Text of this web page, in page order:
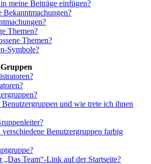
meine Beiträge einfügen?
Bekanntmachungen?
Themen?
Themen?
Symbole?
und wie trete ich ihnen
verschiedene Benutzergruppen farbig
„Das Team“-Link auf der Startseite?